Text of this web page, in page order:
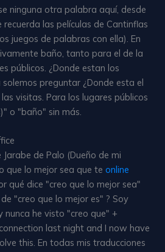
ninguna otra palabra aquí, desde
recuerda las películas de Cantinflas
juegos de palabras con ella). En
baño, tanto para el de la
públicos. ¿Donde estan los
solemos preguntar ¿Donde esta el
visitas. Para los lugares públicos
o "baño" sin más.
de Palo (Dueño de mi
que lo mejor sea que te online
qué dice "creo que lo mejor sea"
"creo que lo mejor es" ? Soy
nunca he visto "creo que" +
last night and I now have
this. En todas mis traducciones